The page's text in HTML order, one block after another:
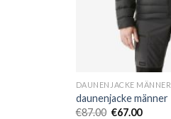
DAUNENJACKE MÄNNER
daunenjacke männer
€87.00 €67.00